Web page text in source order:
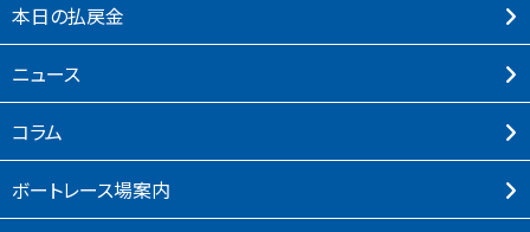
本⽇の払戻⾦
ニュース
コラム
ボートレース場案内